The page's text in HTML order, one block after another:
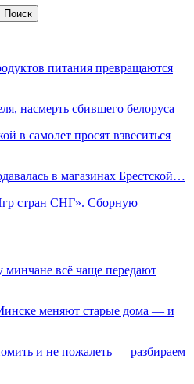
питания превращаются
насмерть сбившего белоруса
в самолет просят взвеситься
в магазинах Брестской…
стран СНГ». Сборную
минчане всё чаще передают
меняют старые дома — и
и не пожалеть — разбираем